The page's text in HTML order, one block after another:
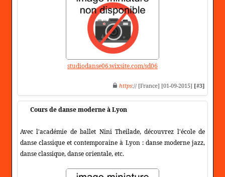
studiodanse06.wixsite.com/sd06
https:// [France] [01-09-2015] [#3]
Cours de danse moderne à Lyon
Avec l'académie de ballet Nini Theilade, découvrez l'école de
danse classique et contemporaine à Lyon : danse moderne jazz,
danse classique, danse orientale, etc.